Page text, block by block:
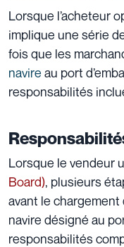
Lorsque l’acheteur
implique une série
fois que les
navire au port
responsabilités
Lorsque le vendeur
Board), plusieurs
avant le
navire désigné au
responsabilités